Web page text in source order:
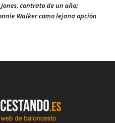
contrato de un año;
Walker como lejana opción